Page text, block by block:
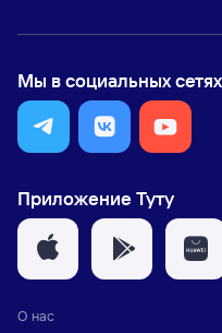
Мы в социальных сетях
Приложение Туту
О нас